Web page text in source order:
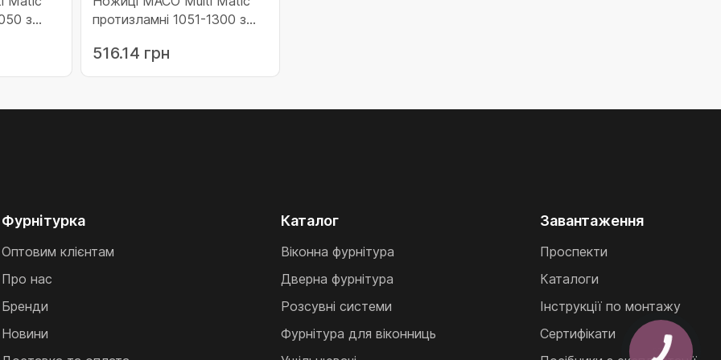
з
праві
протизламні 1051-1300 з
мікропровітрюванням ліві з
1 i.S. цапфою (211903)
516.14 грн
Фурнітурка
Оптовим клієнтам
Про нас
Бренди
Новини
Каталог
Віконна фурнітура
Дверна фурнітура
Розсувні системи
Фурнітура для віконниць
Завантаження
Проспекти
Каталоги
Інструкції по монтажу
Сертифікати